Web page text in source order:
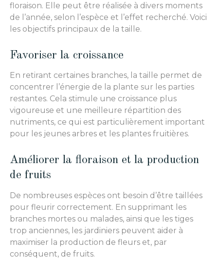
floraison. Elle peut être réalisée à divers moments
de l’année, selon l’espèce et l’effet recherché. Voici
les objectifs principaux de la taille.
Favoriser la croissance
En retirant certaines branches, la taille permet de
concentrer l’énergie de la plante sur les parties
restantes. Cela stimule une croissance plus
vigoureuse et une meilleure répartition des
nutriments, ce qui est particulièrement important
pour les jeunes arbres et les plantes fruitières.
Améliorer la floraison et la production
de fruits
De nombreuses espèces ont besoin d’être taillées
pour fleurir correctement. En supprimant les
branches mortes ou malades, ainsi que les tiges
trop anciennes, les jardiniers peuvent aider à
maximiser la production de fleurs et, par
conséquent, de fruits.